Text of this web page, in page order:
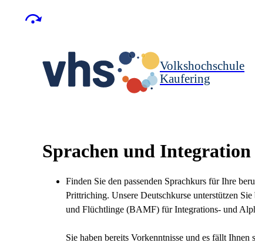
Volkshochschule
Kaufering
Sprachen und Integration
Finden Sie den passenden Sprachkurs für Ihre
Prittriching. Unsere Deutschkurse unterstützen
und Flüchtlinge (BAMF) für Integrations- und
Sie haben bereits Vorkenntnisse und es fällt Ihnen